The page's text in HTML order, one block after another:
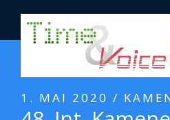
1. MAI 2020 /